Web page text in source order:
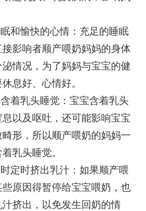
和愉快的心情：充足的睡眠
影响者顺产喂奶妈妈的身体
情况，为了妈妈与宝宝的健
息好、心情好。
着乳头睡觉：宝宝含着乳头
以及呕吐，还可能影响宝宝
形，所以顺产喂奶的妈妈一
乳头睡觉。
定时挤出乳汁：如果顺产喂
原因得暂停给宝宝喂奶，也
挤出，以免发生回奶的情